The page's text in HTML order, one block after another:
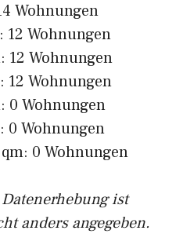
Wohnungen
12 Wohnungen
12 Wohnungen
12 Wohnungen
0 Wohnungen
0 Wohnungen
0 Wohnungen
ist
anders angegeben.